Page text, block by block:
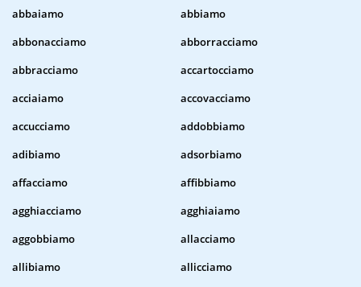
abbaiamo
abbiamo
abbonacciamo
abborracciamo
abbracciamo
accartocciamo
acciaiamo
accovacciamo
accucciamo
addobbiamo
adibiamo
adsorbiamo
affacciamo
affibbiamo
agghiacciamo
agghiaiamo
aggobbiamo
allacciamo
allibiamo
allicciamo